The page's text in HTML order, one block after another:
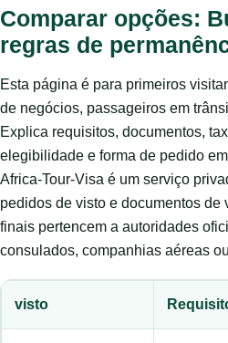
Comparar opções:
regras de
Esta página é para primeiros
de negócios, passageiros em
Explica requisitos, documentos,
elegibilidade e forma de pedido
Africa-Tour-Visa é um serviço
pedidos de visto e documentos de
finais pertencem a autoridades
consulados, companhias aéreas
visto